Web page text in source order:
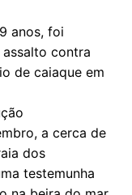
anos, foi
contra
de caiaque em
a cerca de
dos
testemunha